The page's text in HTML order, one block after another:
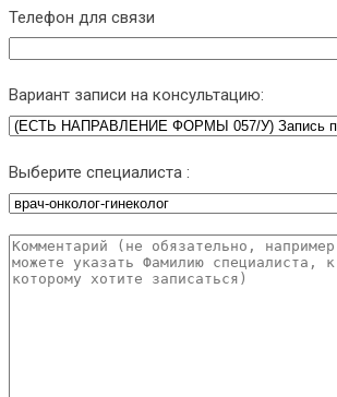
Телефон для связи
Вариант записи на консультацию:
Выберите специалиста :